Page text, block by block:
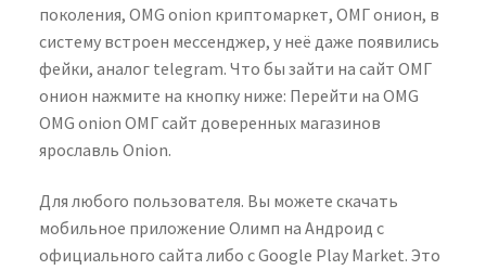
поколения, OMG onion криптомаркет, ОМГ онион, в
систему встроен мессенджер, у неё даже появились
фейки, аналог telegram. Что бы зайти на сайт ОМГ
онион нажмите на кнопку ниже: Перейти на OMG
OMG onion ОМГ сайт доверенных магазинов
ярославль Onion.
Для любого пользователя. Вы можете скачать
мобильное приложение Олимп на Андроид с
официального сайта либо с Google Play Market. Это